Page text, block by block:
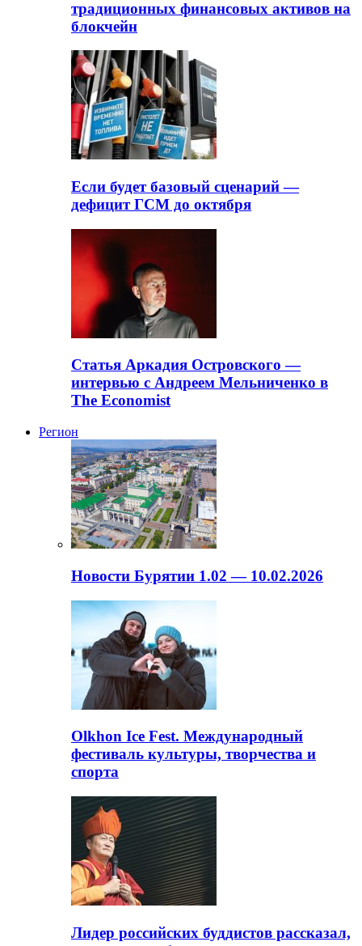
традиционных финансовых активов на
блокчейн
Если будет базовый сценарий —
дефицит ГСМ до октября
Статья Аркадия Островского —
интервью с Андреем Мельниченко в
The Economist
Регион
Новости Бурятии 1.02 — 10.02.2026
Olkhon Ice Fest. Международный
фестиваль культуры, творчества и
спорта
Лидер российских буддистов рассказал,